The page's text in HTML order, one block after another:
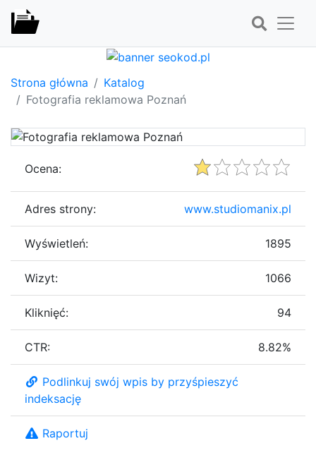
Strona główna
Katalog
Fotografia reklamowa Poznań
Ocena:
Adres strony: www.studiomanix.pl
Wyświetleń: 1895
Wizyt: 1066
Kliknięć: 94
CTR: 8.82%
Podlinkuj swój wpis by przyśpieszyć
indeksację
Raportuj